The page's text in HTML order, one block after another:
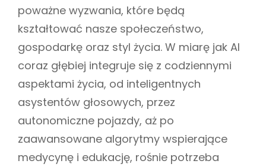
poważne wyzwania, które będą
kształtować nasze społeczeństwo,
gospodarkę oraz styl życia. W miarę jak AI
coraz głębiej integruje się z codziennymi
aspektami życia, od inteligentnych
asystentów głosowych, przez
autonomiczne pojazdy, aż po
zaawansowane algorytmy wspierające
medycynę i edukację, rośnie potrzeba